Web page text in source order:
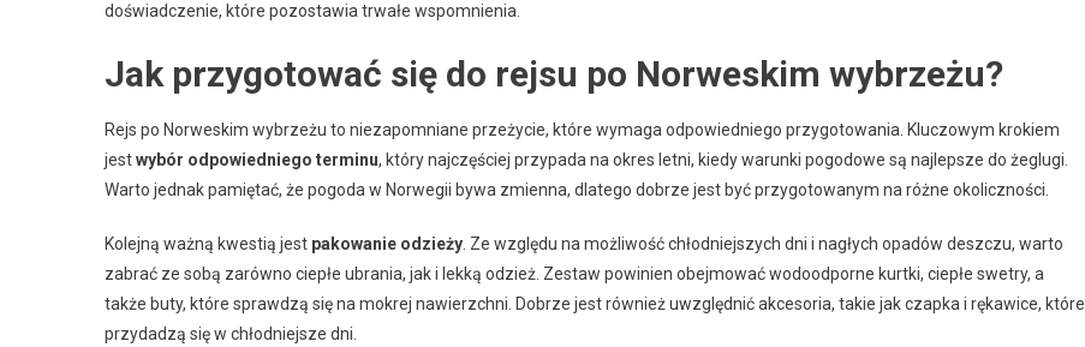
doświadczenie, które pozostawia trwałe wspomnienia.
Jak przygotować się do rejsu po Norweskim wybrzeżu?
Rejs po Norweskim wybrzeżu to niezapomniane przeżycie, które wymaga odpowiedniego przygotowania. Kluczowym krokiem
jestwybór odpowiedniego terminu, który najczęściej przypada na okres letni, kiedy warunki pogodowe są najlepsze do żeglugi.
Warto jednak pamiętać, że pogoda w Norwegii bywa zmienna, dlatego dobrze jest być przygotowanym na różne okoliczności.
Kolejną ważną kwestią jest pakowanie odzieży . Ze względu na możliwość chłodniejszych dni i nagłych opadów deszczu, warto
zabrać ze sobą zarówno ciepłe ubrania, jak i lekką odzież. Zestaw powinien obejmować wodoodporne kurtki, ciepłe swetry, a
także buty, które sprawdzą się na mokrej nawierzchni. Dobrze jest również uwzględnić akcesoria, takie jak czapka i rękawice, które
przydadzą się w chłodniejsze dni.